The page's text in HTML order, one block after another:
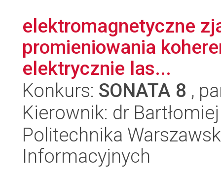
elektromagnetyczne
promieniowania
elektrycznie las...
Konkurs: SONATA 8 ,
Kierownik: dr
Politechnika
Informacyjnych